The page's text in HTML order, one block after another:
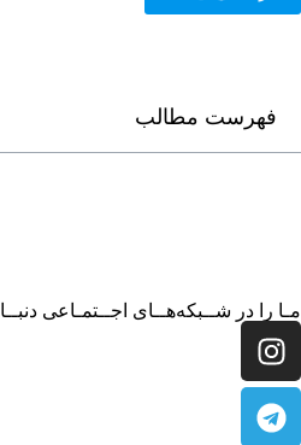
فهرست مطالب
مـا را در شــبکه‌هــای اجــتمـاعی